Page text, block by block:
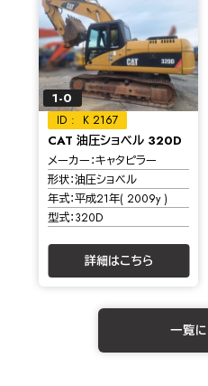
1-0
K 2167
CAT 油圧ショベル 320D
メーカー キャタピラー
形状 油圧ショベル
年式 平成21年( 2009y )
型式 320D
詳細はこちら
一覧